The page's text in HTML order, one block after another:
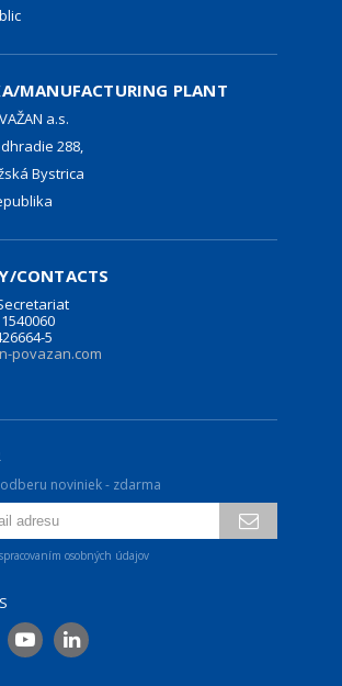
MANUFACTURING PLANT
a.s.
288,
Bystrica
CONTACTS
5
povazan.com
noviniek - zdarma
osobných údajov